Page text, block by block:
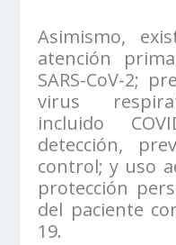
Asimismo,
atención
SARS-CoV-2;
virus
incluido
detección,
control; y uso
protección
del paciente
19.